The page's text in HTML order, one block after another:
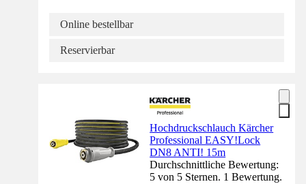
Online bestellbar
Reservierbar
Hochdruckschlauch Kärcher
Professional EASY!Lock
DN8 ANTI! 15m
Durchschnittliche Bewertung:
5 von 5 Sternen. 1 Bewertung.